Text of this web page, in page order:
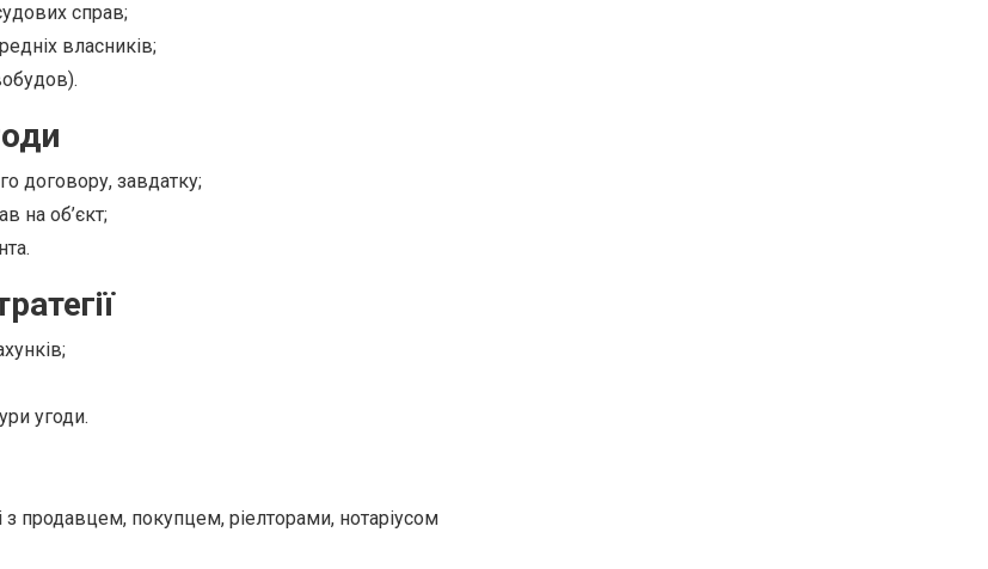
справ;
власників;
договору, завдатку;
на об’єкт;
угоди.
з продавцем, покупцем, ріелторами, нотаріусом